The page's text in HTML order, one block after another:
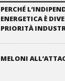
PERCHÉ
ENERGETICA È
PRIORITÀ
MELONI